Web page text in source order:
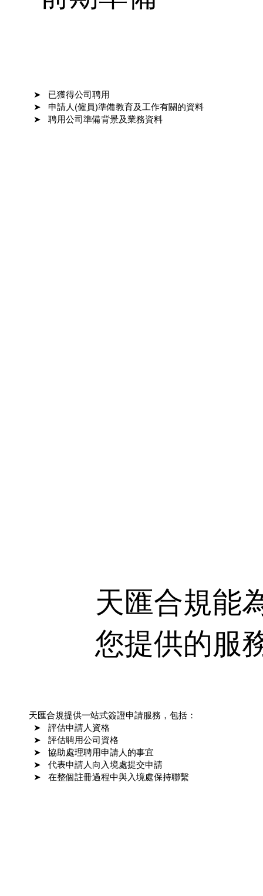
天匯合規能
您提供的服
天匯合規提供一站式簽證申請服務，包括：
➤ 評估申請人資格
➤ 評估聘用公司資格
➤ 協助處理聘用申請人的事宜
➤ 代表申請人向入境處提交申請
➤ 在整個註冊過程中與入境處保持聯繫
➤ 已獲得公司聘用
➤ 申請人(僱員)準備教育及工作有關的資料
➤ 聘用公司準備背景及業務資料